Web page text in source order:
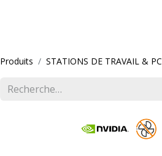
Produits STATIONS DE TRAVAIL & PC